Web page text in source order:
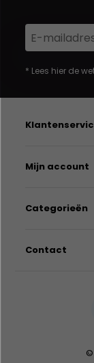
* Lees hier de
Mijn account
Categorieën
Contact